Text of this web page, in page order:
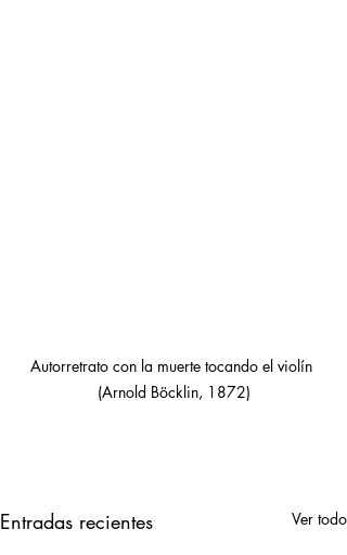
Autorretrato con la muerte tocando el violín
(Arnold Böcklin, 1872)
Entradas recientes Ver todo